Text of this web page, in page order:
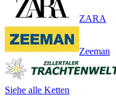
ZARA
Zeeman
Siehe alle Ketten